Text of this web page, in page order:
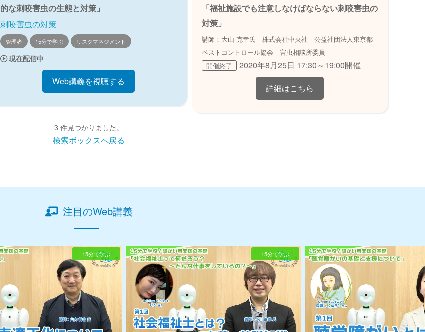
的な刺咬害虫の生態と対策」
刺咬害虫の対策
管理者 15分で学ぶ リスクマネジメント
現在配信中
Web講義を視聴する
「福祉施設でも注意しなけばならない刺咬害虫の
対策」
講師：大山 克幸氏 株式会社中央社 公益社団法人東京都
ペストコントロール協会 害虫相談所委員
開催終了
2020年8月25日 17:30～19:00開催
詳細はこちら
3 件見つかりました。
検索ボックスへ戻る
注目のWeb講義
15分で学ぶ 15分で学ぶ